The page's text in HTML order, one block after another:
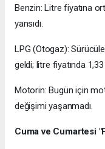
Benzin: Litre fiyatına
yansıdı.
LPG (Otogaz):
geldi; litre fiyatında
Motorin: Bugün için
değişimi yaşanmadı.
Cuma ve Cumartesi